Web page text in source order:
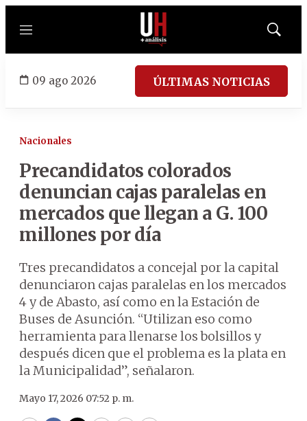
Menú
Mostrar
09 ago 2026 ÚLTIMAS NOTICIAS
Nacionales
Precandidatos colorados
denuncian cajas paralelas en
mercados que llegan a G. 100
millones por día
Tres precandidatos a concejal por la capital
denunciaron cajas paralelas en los mercados
4 y de Abasto, así como en la Estación de
Buses de Asunción. “Utilizan eso como
herramienta para llenarse los bolsillos y
después dicen que el problema es la plata en
la Municipalidad”, señalaron.
Mayo 17, 2026 07:52 p. m.